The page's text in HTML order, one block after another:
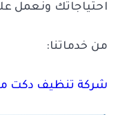
احتياجاتك ونعمل
من خدماتنا:
شركة تنظيف دكت